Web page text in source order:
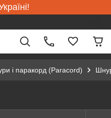
і паракорд (Paracord)